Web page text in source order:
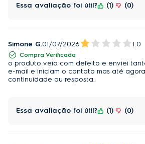
comparação com a limpeza
1000 W de potência:
Poderoso motor de 1000 W de
eficiência no preparo de receitas
Ultrarresistentes, afiadas e de aço
Essa avaliação foi útil? 1 0
Simone G.01/07/2026 1.0
Compra Verificada
o produto veio com defeito e enviei
e-mail e iniciam o contato mas até
continuidade ou resposta.
Essa avaliação foi útil? 1 0